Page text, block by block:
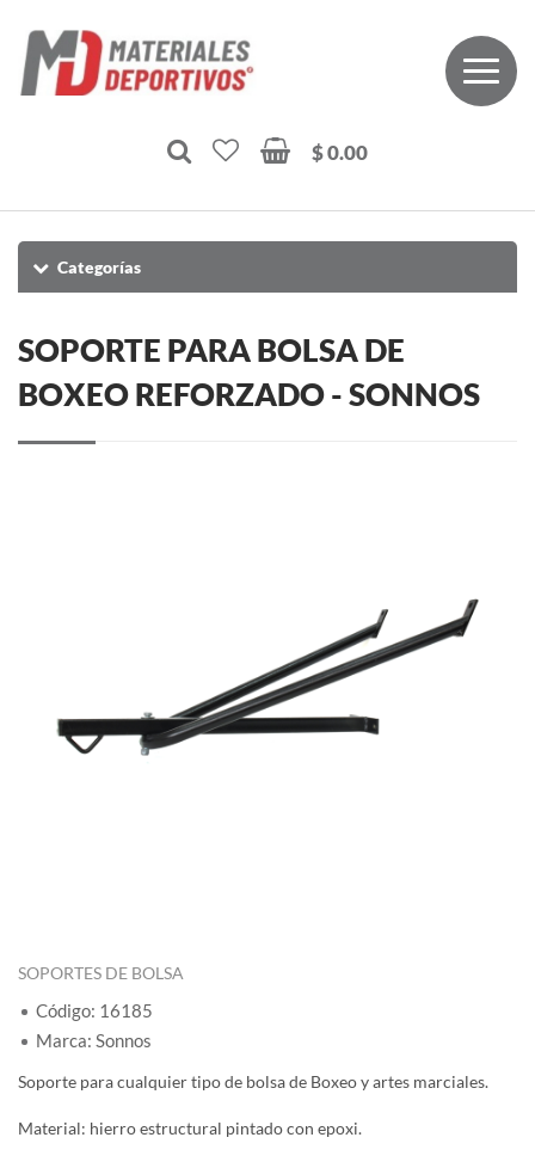
$ 0.00
Categorías
SOPORTE PARA BOLSA DE
BOXEO REFORZADO - SONNOS
SOPORTES DE BOLSA
Código: 16185
Marca: Sonnos
Soporte para cualquier tipo de bolsa de Boxeo y artes marciales.
Material: hierro estructural pintado con epoxi.